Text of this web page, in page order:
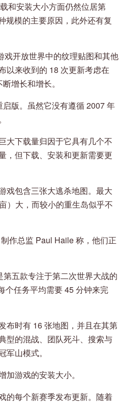
和安装大小方面仍然位居第
规模的主要原因，此外还有复
戏开放世界中的纹理贴图和其他
以来收到的 18 次更新考虑在
增长和增长。
版。虽然它没有遵循 2007 年
大下载量归因于它具有几个不
，但下载、安装和更新需要更
戏包含三张大逃杀地图。最大
）大，而较小的重生岛似乎不
作总监 Paul Haile 称，他们正
第五款专注于第二次世界大战的
个任务平均需要 45 分钟来完
布时有 16 张地图，并且在其第
型的混战、团队死斗、搜索与
山模式。
游戏的安装大小。
的每个新赛季发布更新。随着